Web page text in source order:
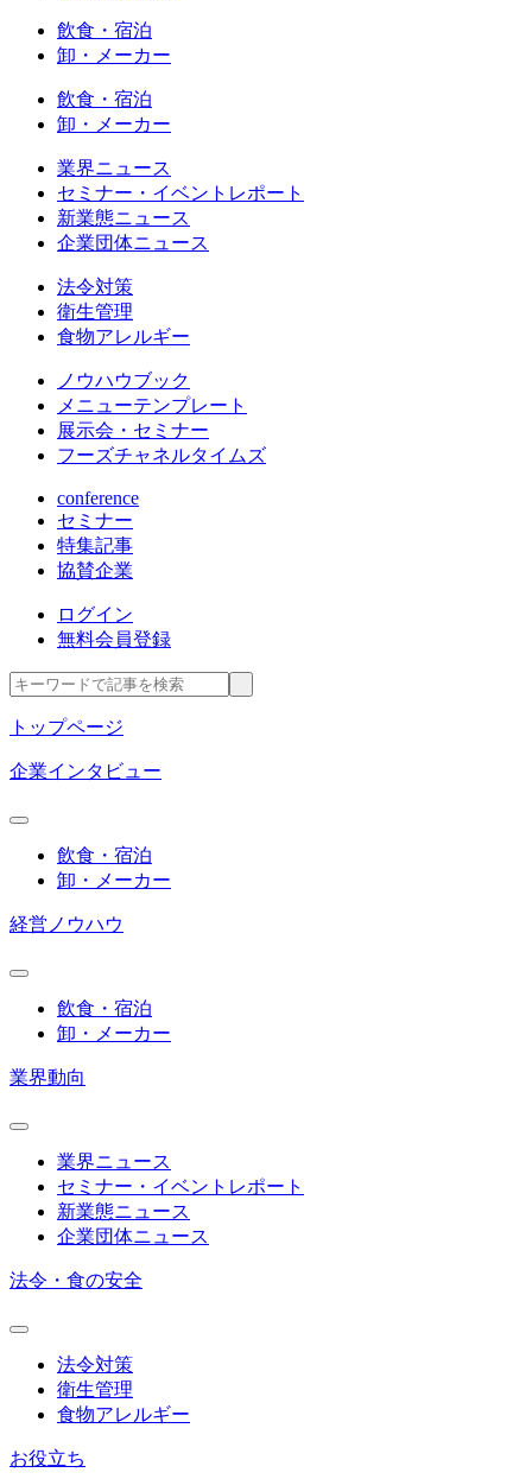
飲食・宿泊
卸・メーカー
飲食・宿泊
卸・メーカー
業界ニュース
セミナー・イベントレポート
新業態ニュース
企業団体ニュース
法令対策
衛生管理
食物アレルギー
ノウハウブック
メニューテンプレート
展示会・セミナー
フーズチャネルタイムズ
conference
セミナー
特集記事
協賛企業
ログイン
無料会員登録
トップページ
企業インタビュー
飲食・宿泊
卸・メーカー
経営ノウハウ
飲食・宿泊
卸・メーカー
業界動向
業界ニュース
セミナー・イベントレポート
新業態ニュース
企業団体ニュース
法令・食の安全
法令対策
衛生管理
食物アレルギー
お役立ち